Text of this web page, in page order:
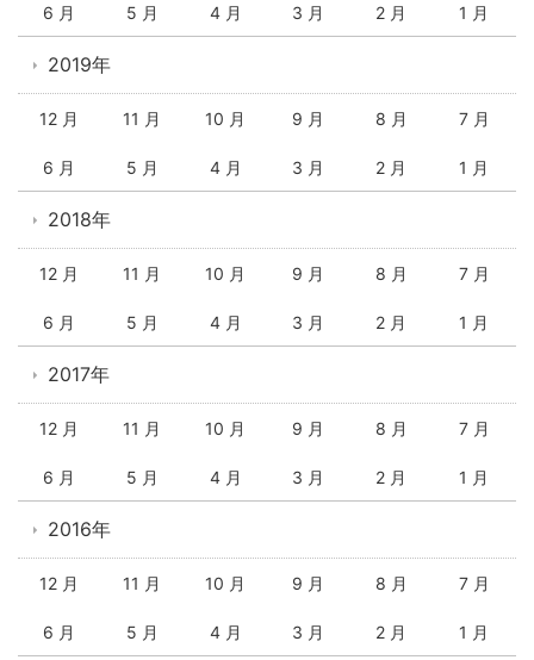
6 月 5 月 4 月 3 月 2 月 1 月
2019年
12 月 11 月 10 月 9 月 8 月 7 月
6 月 5 月 4 月 3 月 2 月 1 月
2018年
12 月 11 月 10 月 9 月 8 月 7 月
6 月 5 月 4 月 3 月 2 月 1 月
2017年
12 月 11 月 10 月 9 月 8 月 7 月
6 月 5 月 4 月 3 月 2 月 1 月
2016年
12 月 11 月 10 月 9 月 8 月 7 月
6 月 5 月 4 月 3 月 2 月 1 月